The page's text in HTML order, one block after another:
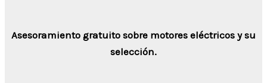
Asesoramiento gratuito sobre motores eléctricos y su
selección.